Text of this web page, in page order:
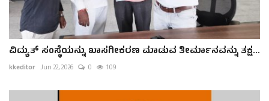
ವಿದ್ಯುತ್ ಸಂಸ್ಥೆಯನ್ನು ಖಾಸಗೀಕರಣ ಮಾಡುವ ತೀರ್ಮಾನವನ್ನು ತಕ್ಷ...
kkeditor Jun 22, 2026 0 109